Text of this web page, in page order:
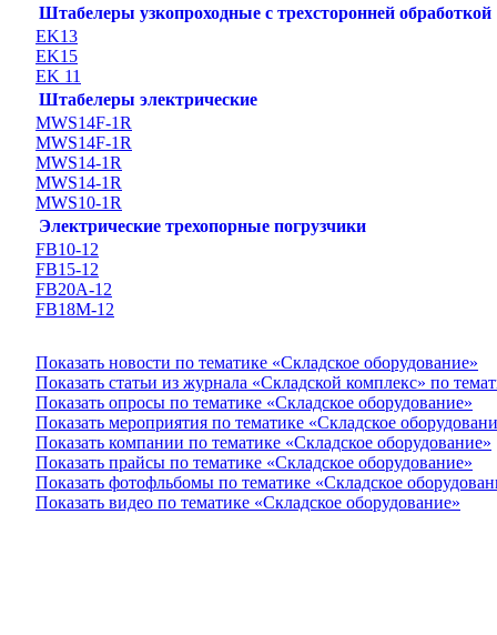
Штабелеры узкопроходные с трехсторонней обработкой
EK13
EK15
EK 11
Штабелеры электрические
MWS14F-1R
MWS14F-1R
MWS14-1R
MWS14-1R
MWS10-1R
Электрические трехопорные погрузчики
FB10-12
FB15-12
FB20А-12
FB18M-12
Показать новости по тематике «Складское оборудование»
Показать статьи из журнала «Складской комплекс» по
Показать опросы по тематике «Складское оборудование»
Показать мероприятия по тематике «Складское
Показать компании по тематике «Складское оборудование»
Показать прайсы по тематике «Складское оборудование»
Показать фотофльбомы по тематике «Складское
Показать видео по тематике «Складское оборудование»